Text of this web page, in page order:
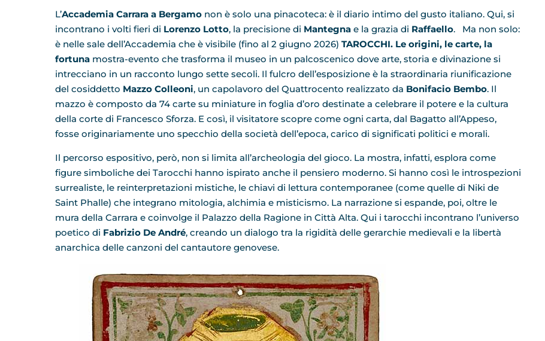
L’Accademia Carrara a Bergamo non è solo una pinacoteca: è il diario intimo del gusto italiano. Qui, si
incontrano i volti fieri di Lorenzo Lotto, la precisione di Mantegna e la grazia di Raffaello. Ma non solo:
è nelle sale dell’Accademia che è visibile (fino al 2 giugno 2026) TAROCCHI. Le origini, le carte, la
fortuna mostra-evento che trasforma il museo in un palcoscenico dove arte, storia e divinazione si
intrecciano in un racconto lungo sette secoli. Il fulcro dell’esposizione è la straordinaria riunificazione
del cosiddetto Mazzo Colleoni, un capolavoro del Quattrocento realizzato da Bonifacio Bembo. Il
mazzo è composto da 74 carte su miniature in foglia d’oro destinate a celebrare il potere e la cultura
della corte di Francesco Sforza. E così, il visitatore scopre come ogni carta, dal Bagatto all’Appeso,
fosse originariamente uno specchio della società dell’epoca, carico di significati politici e morali.
Il percorso espositivo, però, non si limita all’archeologia del gioco. La mostra, infatti, esplora come
figure simboliche dei Tarocchi hanno ispirato anche il pensiero moderno. Si hanno così le introspezioni
surrealiste, le reinterpretazioni mistiche, le chiavi di lettura contemporanee (come quelle di Niki de
Saint Phalle) che integrano mitologia, alchimia e misticismo. La narrazione si espande, poi, oltre le
mura della Carrara e coinvolge il Palazzo della Ragione in Città Alta. Qui i tarocchi incontrano l’universo
poetico di Fabrizio De André, creando un dialogo tra la rigidità delle gerarchie medievali e la libertà
anarchica delle canzoni del cantautore genovese.